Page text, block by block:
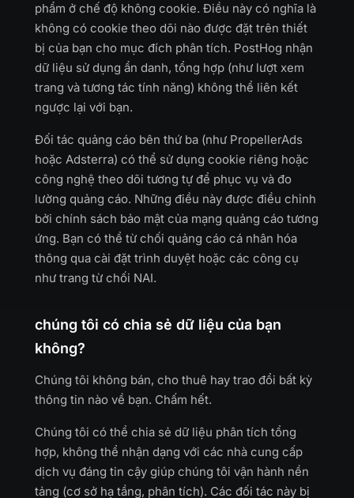
phẩm ở chế độ không cookie. Điều này có nghĩa là
không có cookie theo dõi nào được đặt trên thiết
bị của bạn cho mục đích phân tích. PostHog nhận
dữ liệu sử dụng ẩn danh, tổng hợp (như lượt xem
trang và tương tác tính năng) không thể liên kết
ngược lại với bạn.
Đối tác quảng cáo bên thứ ba (như PropellerAds
hoặc Adsterra) có thể sử dụng cookie riêng hoặc
công nghệ theo dõi tương tự để phục vụ và đo
lường quảng cáo. Những điều này được điều chỉnh
bởi chính sách bảo mật của mạng quảng cáo tương
ứng. Bạn có thể từ chối quảng cáo cá nhân hóa
thông qua cài đặt trình duyệt hoặc các công cụ
như trang từ chối NAI.
chúng tôi có chia sẻ dữ liệu của bạn
không?
Chúng tôi không bán, cho thuê hay trao đổi bất kỳ
thông tin nào về bạn. Chấm hết.
Chúng tôi có thể chia sẻ dữ liệu phân tích tổng
hợp, không thể nhận dạng với các nhà cung cấp
dịch vụ đáng tin cậy giúp chúng tôi vận hành nền
tảng (cơ sở hạ tầng, phân tích). Các đối tác này bị